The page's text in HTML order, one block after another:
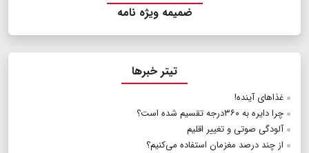
ضمیمه ویژه نامه
تیتر خبرها
غذاهای آینده!
چرا دایره به ۳۶۰درجه تقسیم شده است؟
آلودگی صوتی و تغییر اقلیم
از چند درصد مغزمان استفاده می‌کنیم؟